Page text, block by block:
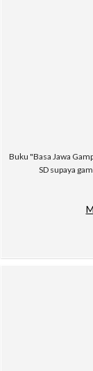
Buku "Basa Jawa
SD supaya